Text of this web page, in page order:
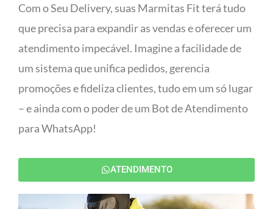
Com o Seu Delivery, suas Marmitas Fit terá tudo
que precisa para expandir as vendas e oferecer um
atendimento impecável. Imagine a facilidade de
um sistema que unifica pedidos, gerencia
promoções e fideliza clientes, tudo em um só lugar
– e ainda com o poder de um Bot de Atendimento
para WhatsApp!
ATENDIMENTO